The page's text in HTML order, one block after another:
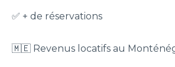
✅ + de réservations
🇲🇪 Revenus locatifs au